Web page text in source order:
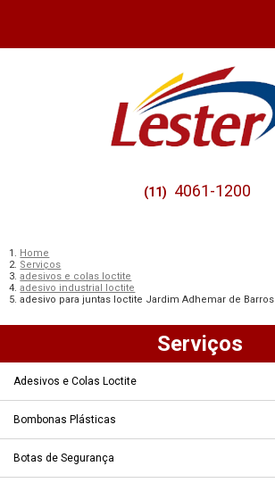
(11) 4061-1200
Home
Serviços
adesivos e colas loctite
adesivo industrial loctite
adesivo para juntas loctite Jardim Adhemar de Barros
Serviços
Adesivos e Colas Loctite
Bombonas Plásticas
Botas de Segurança